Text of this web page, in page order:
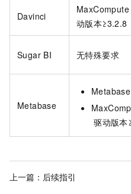
Davinci
动版本≥3.2.8
Sugar BI 无特殊要求
Metabase
驱动版本
上一篇： 后续指引